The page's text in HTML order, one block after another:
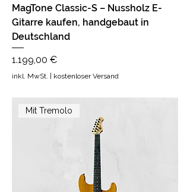
MagTone Classic-S – Nussholz E-
Gitarre kaufen, handgebaut in
Deutschland
Preis
1.199,00 €
inkl. MwSt. | kostenloser Versand
Mit Tremolo